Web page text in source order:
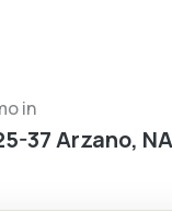
in
37 Arzano, NA